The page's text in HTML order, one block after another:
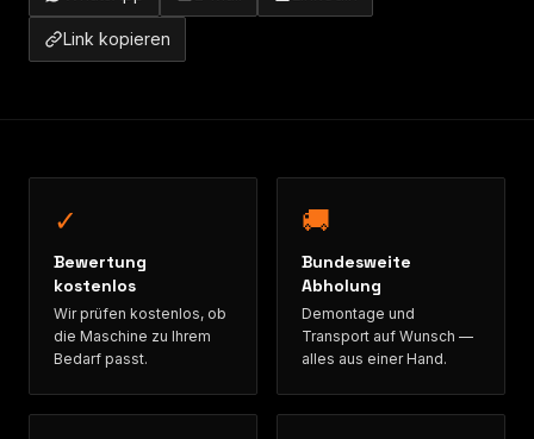
Link kopieren
✓
Bewertung
kostenlos
Wir prüfen kostenlos, ob
die Maschine zu Ihrem
Bedarf passt.
🚚
Bundesweite
Abholung
Demontage und
Transport auf Wunsch —
alles aus einer Hand.